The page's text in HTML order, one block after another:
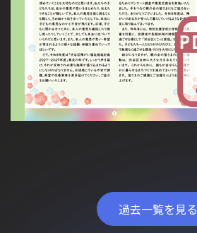
過去一覧を見る